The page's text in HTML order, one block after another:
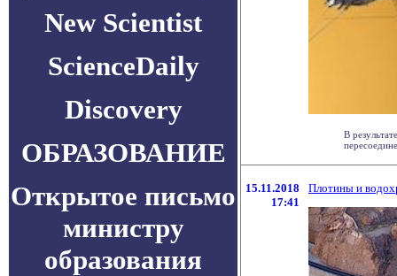
New Scientist
ScienceDaily
Discovery
ОБРАЗОВАНИЕ
Открытое письмо
министру
образования
В
15.11.2018
17:41
Плотины и